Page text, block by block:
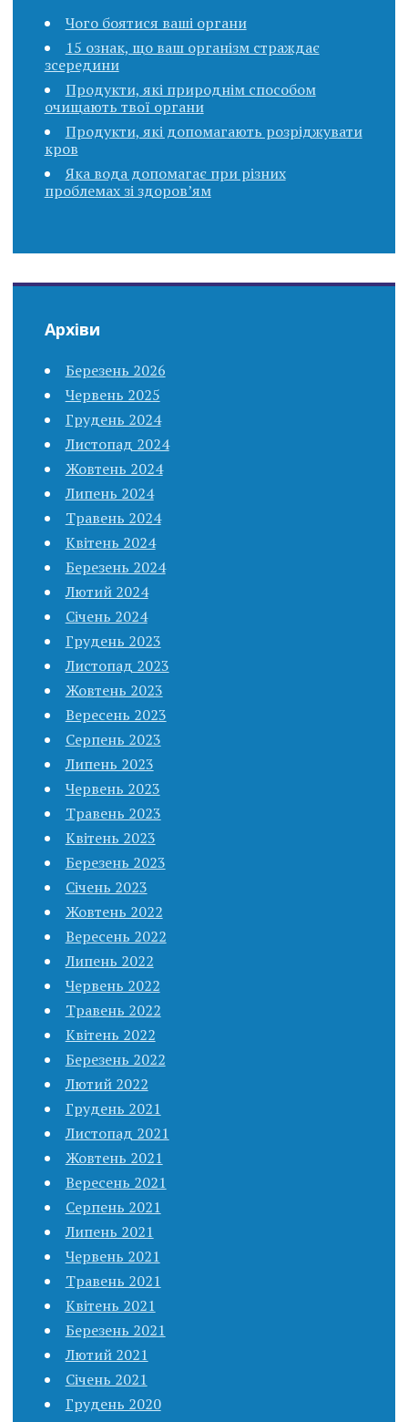
Чого боятися ваші органи
15 ознак, що ваш організм страждає
зсередини
Продукти, які природнім способом
очищають твої органи
Продукти, які допомагають розріджувати
кров
Яка вода допомагає при різних
проблемах зі здоров’ям
Архіви
Березень 2026
Червень 2025
Грудень 2024
Листопад 2024
Жовтень 2024
Липень 2024
Травень 2024
Квітень 2024
Березень 2024
Лютий 2024
Січень 2024
Грудень 2023
Листопад 2023
Жовтень 2023
Вересень 2023
Серпень 2023
Липень 2023
Червень 2023
Травень 2023
Квітень 2023
Березень 2023
Січень 2023
Жовтень 2022
Вересень 2022
Липень 2022
Червень 2022
Травень 2022
Квітень 2022
Березень 2022
Лютий 2022
Грудень 2021
Листопад 2021
Жовтень 2021
Вересень 2021
Серпень 2021
Липень 2021
Червень 2021
Травень 2021
Квітень 2021
Березень 2021
Лютий 2021
Січень 2021
Грудень 2020